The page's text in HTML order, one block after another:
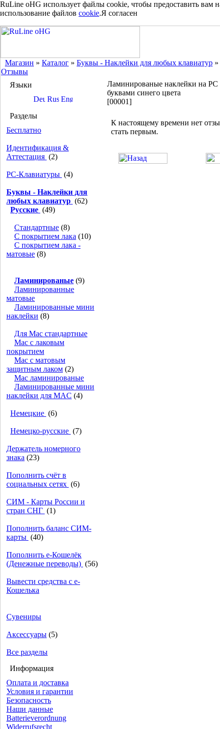
RuLine oHG использует файлы cookie, чтобы предоставить
использование файлов cookie.Я согласен
Магазин » Каталог » Буквы - Наклейки для любых клавиатур »
Отзывы
Языки
Разделы
Бесплатно
Идентификация &
Аттестация (2)
PC-Клавиатуры (4)
Буквы - Наклейки для
любых клавиатур (62)
Русские (49)
Стандартные (8)
С покрытием лака (10)
С покрытием лака -
матовые (8)
Ламинированые (9)
Ламинированные
матовые
Ламинированные мини
наклейки (8)
Для Mac стандартные
Mac с лаковым
покрытием
Mac с матовым
защитным лаком (2)
Mac ламинированые
Ламинированные мини
наклейки для MAC (4)
Немецкие (6)
Немецко-русские (7)
Держатель номерного
знака (23)
Пополнить счёт в
социальных сетях (6)
СИМ - Карты России и
стран СНГ (1)
Пополнить баланс СИМ-
карты (40)
Пополнить e-Кошелёк
(Денежные переводы) (56)
Вывести средства с е-
Кошелька
Сувениры
Аксессуары (5)
Все разделы
Информация
Оплата и доставка
Условия и гарантии
Безопасность
Наши данные
Batterieverordnung
Widerrufsrecht
Ламинированые наклейки на PC
буквами синего цвета
[00001]
К настоящему времени нет
стать первым.